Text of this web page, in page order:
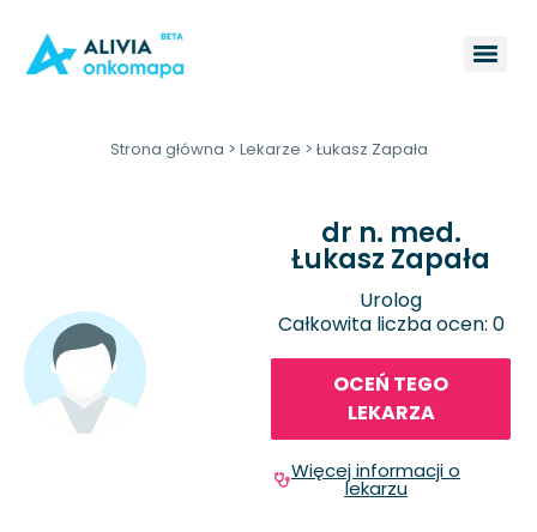
Strona główna > Lekarze > Łukasz Zapała
dr n. med.
Łukasz Zapała
Urolog
Całkowita liczba ocen: 0
OCEŃ TEGO
LEKARZA
Więcej informacji o
lekarzu